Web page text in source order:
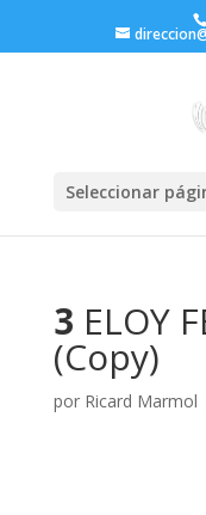
Seleccionar
3 ELOY
(Copy)
por Ricard Marmol